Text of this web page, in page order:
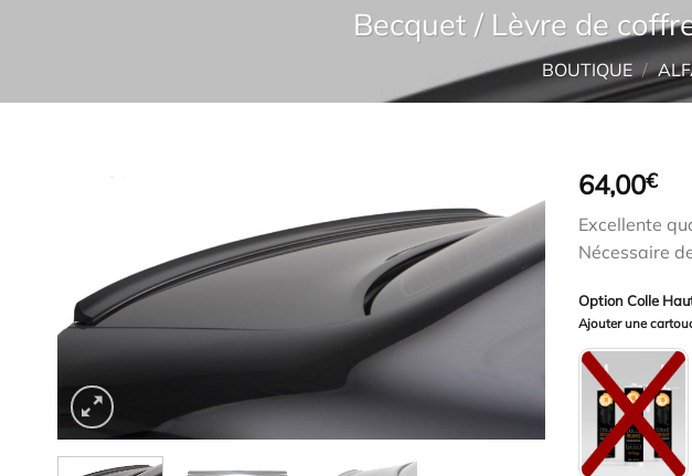
Becquet / Lèvre de
BOUTIQUE /
64,00€
Excellente
Nécessaire
Option Colle
Ajouter une